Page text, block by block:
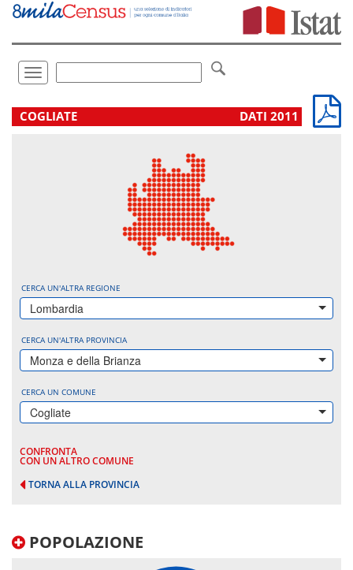
Vai
direttamente
Toggle
navigation
.
COGLIATE DATI 2011
CERCA UN'ALTRA REGIONE
Lombardia
CERCA UN'ALTRA PROVINCIA
Monza e della Brianza
CERCA UN COMUNE
Cogliate
CONFRONTA
CON UN ALTRO COMUNE
TORNA ALLA PROVINCIA
POPOLAZIONE